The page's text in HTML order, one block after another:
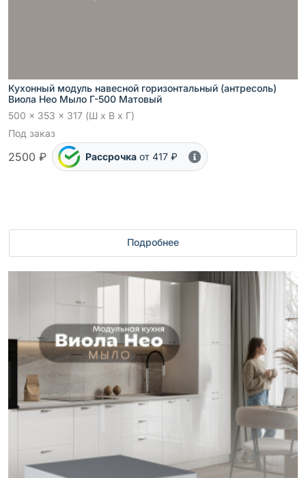
Кухонный модуль навесной горизонтальный (антресоль)
Виола Нео Мыло Г-500 Матовый
500 x 353 x 317 (Ш x В x Г)
Под заказ
2500 ₽ Рассрочка от 417 ₽
Подробнее